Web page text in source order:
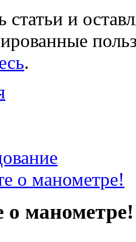
статьи и
.
о манометре!
о манометре!